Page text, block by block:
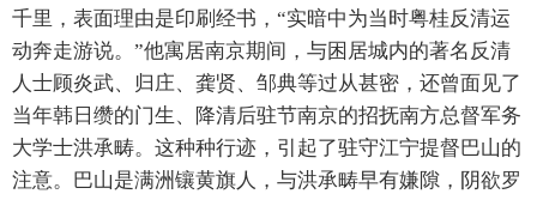
千里，表面理由是印刷经书，“实暗中为当时粤桂反清运
动奔走游说。”他寓居南京期间，与困居城内的著名反清
人士顾炎武、归庄、龚贤、邹典等过从甚密，还曾面见了
当年韩日缵的门生、降清后驻节南京的招抚南方总督军务
大学士洪承畴。这种种行迹，引起了驻守江宁提督巴山的
注意。巴山是满洲镶黄旗人，与洪承畴早有嫌隙，阴欲罗